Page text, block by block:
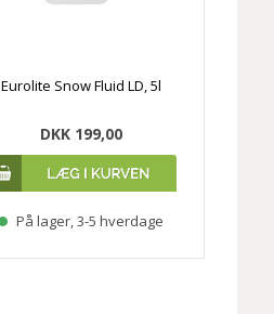
Eurolite Snow Fluid LD, 5l
DKK 199,00
På lager, 3-5 hverdage